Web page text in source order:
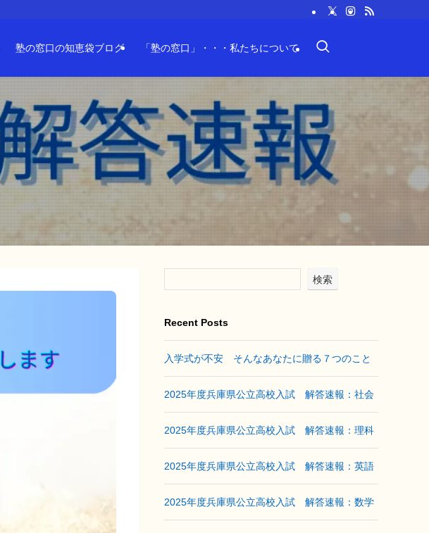
塾の窓口の知恵袋ブログ 「塾の窓口」・・・私たちについて
検索
Recent Posts
入学式が不安 そんなあなたに贈る７つのこと
2025年度兵庫県公立高校入試 解答速報：社会
2025年度兵庫県公立高校入試 解答速報：理科
2025年度兵庫県公立高校入試 解答速報：英語
2025年度兵庫県公立高校入試 解答速報：数学